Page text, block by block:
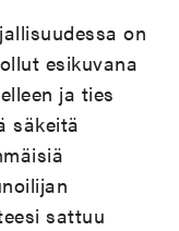
on
esikuvana
ja ties
säkeitä
sattuu